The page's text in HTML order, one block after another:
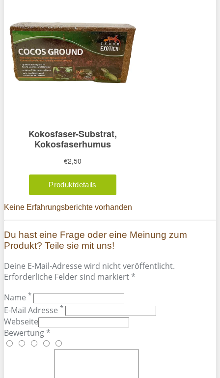
Keine Erfahrungsberichte vorhanden
Du hast eine Frage oder eine Meinung zum
Produkt? Teile sie mit uns!
Deine E-Mail-Adresse wird nicht veröffentlicht.
Erforderliche Felder sind markiert *
Name *
E-Mail Adresse *
Webseite
Bewertung *